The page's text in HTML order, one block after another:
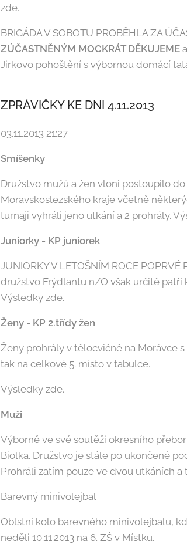
zde.
BRIGÁDA V SOBOTU PROBĚHLA ZA
ZÚČASTNĚNÝM MOCKRÁT DĚKUJEME
Jirkovo pohoštění s výbornou domácí
ZPRÁVIČKY KE DNI 4.11.2013
03.11.2013 21:27
Smíšenky
Družstvo mužů a žen vloni postoupilo
Moravskoslezského kraje včetně
turnaji vyhráli jeno utkání a 2 prohrály.
Juniorky - KP juniorek
JUNIORKY V LETOŠNÍM ROCE
družstvo Frýdlantu n/O však určitě
Výsledky zde.
Ženy - KP 2.třídy žen
Ženy prohrály v tělocvičně na Morávce
tak na celkové 5. místo v tabulce.
Výsledky zde.
Muži
Výborně ve své soutěži okresního
Biolka. Družstvo je stále po ukončené
Prohráli zatím pouze ve dvou utkáních
Barevný minivolejbal
Oblstní kolo barevného minivolejbalu,
neděli 10.11.2013 na 6. ZŠ v Místku.